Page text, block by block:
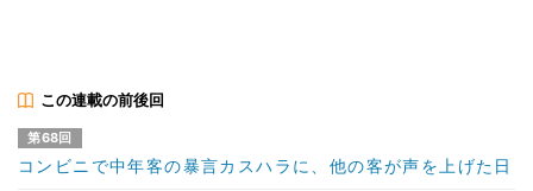
この連載の前後回
第68回
コンビニで中年客の暴言カスハラに、他の客が声を上げた日